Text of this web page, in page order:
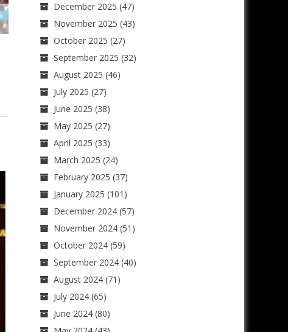
December 2025 (47)
November 2025 (43)
October 2025 (27)
September 2025 (32)
August 2025 (46)
July 2025 (27)
June 2025 (38)
May 2025 (27)
April 2025 (33)
March 2025 (24)
February 2025 (37)
January 2025 (101)
December 2024(57)
November 2024(51)
October 2024(59)
September 2024(40)
August 2024(71)
July 2024(65)
June 2024(80)